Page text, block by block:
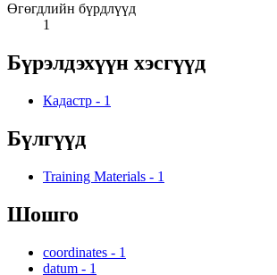
Өгөгдлийн бүрдлүүд
1
Бүрэлдэхүүн хэсгүүд
Кадастр - 1
Бүлгүүд
Training Materials - 1
Шошго
coordinates - 1
datum - 1